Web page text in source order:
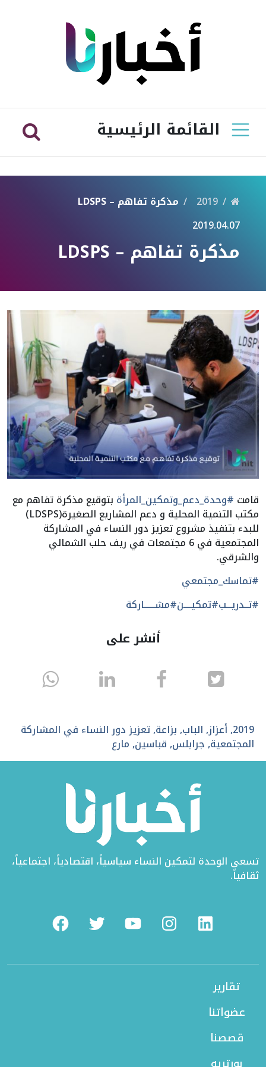
القائمة الرئيسية
2019
مذكرة تفاهم – LDSPS
2019.04.07
مذكرة تفاهم – LDSPS
قامت #وحدة_دعم_وتمكين_المرأة بتوقيع مذكرة تفاهم مع
مكتب التنمية المحلية و دعم المشاريع الصغيرة(LDSPS)
للبدء بتنفيذ مشروع تعزيز دور النساء في المشاركة
المجتمعية في 6 مجتمعات في ريف حلب الشمالي
والشرقي.
#تماسك_مجتمعي
#تــدريـــب#تمكيــــن#مشــــــاركة
أنشر على
انشر
تويتر
انشر
الفيسبوك
انشر
لينكد
إن
2019
,أعزاز,الباب,بزاعة,تعزيز دور النساء في المشاركة
المجتمعية,جرابلس,قباسين,مارع
تسعى الوحدة لتمكين النساء سياسياً، اقتصادياً، اجتماعياً،
ثقافياً.
FacebookTwitterYoutubeInstagramLinkedin
تقارير
عضواتنا
قصصنا